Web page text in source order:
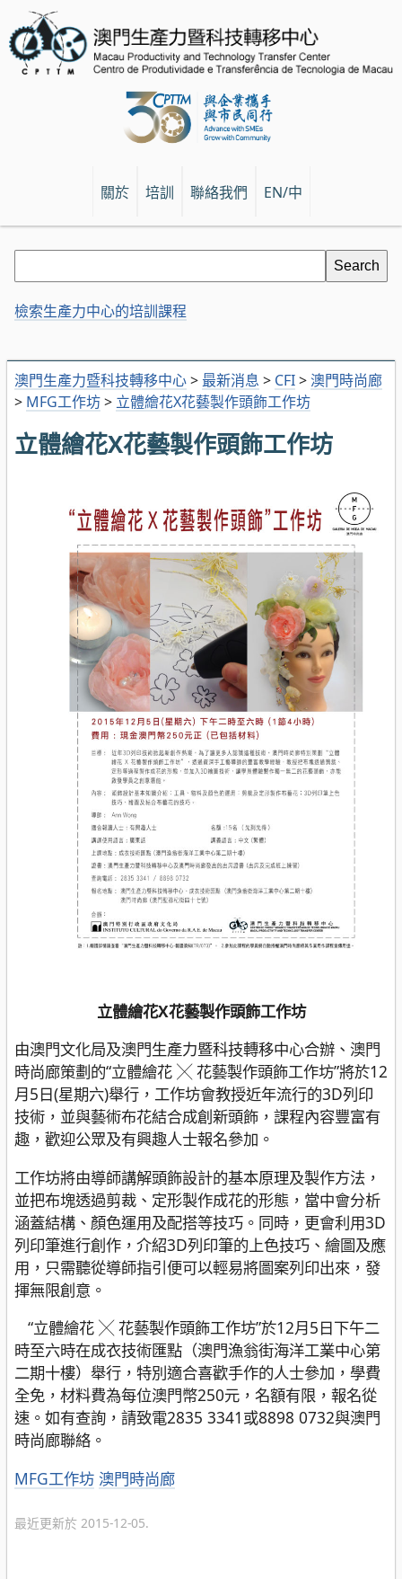
關於 培訓 聯絡我們 EN/中
澳門生產力暨科技轉移中心> 最新消息 > CFI> 澳門時尚廊
> MFG工作坊> 立體繪花X花藝製作頭飾工作坊
立體繪花X花藝製作頭飾工作坊
立體繪花X花藝製作頭飾工作坊
由澳門文化局及澳門生產力暨科技轉移中心合辦、澳門
時尚廊策劃的“立體繪花 ╳ 花藝製作頭飾工作坊”將於12
月5日(星期六)舉行，工作坊會教授近年流行的3D列印
技術，並與藝術布花結合成創新頭飾，課程內容豐富有
趣，歡迎公眾及有興趣人士報名參加。
工作坊將由導師講解頭飾設計的基本原理及製作方法，
並把布塊透過剪裁、定形製作成花的形態，當中會分析
涵蓋結構、顏色運用及配搭等技巧。同時，更會利用3D
列印筆進行創作，介紹3D列印筆的上色技巧、繪圖及應
用，只需聽從導師指引便可以輕易將圖案列印出來，發
揮無限創意。
“立體繪花 ╳ 花藝製作頭飾工作坊”於12月5日下午二
時至六時在成衣技術匯點（澳門漁翁街海洋工業中心第
二期十樓）舉行，特別適合喜歡手作的人士參加，學費
全免，材料費為每位澳門幣250元，名額有限，報名從
速。如有查詢，請致電2835 3341或8898 0732與澳門
時尚廊聯絡。
分
MFG工作坊 澳門時尚廊
最近更新於 2015-12-05.
檢索生產力中心的培訓課程